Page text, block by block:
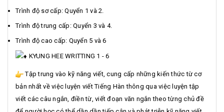
Trình độ sơ cấp: Quyển 1 và 2.
Trình độ trung cấp: Quyển 3 và 4.
Trình độ cao cấp: Quyển 5 và 6
KYUNG HEE WRITTING 1 - 6
Tập trung vào kỹ năng viết, cung cấp những kiến thức từ cơ
bản nhất về việc luyện viết Tiếng Hàn thông qua việc luyện tập
viết các câu ngắn, điền từ, viết đoạn văn ngắn theo từng chủ đề